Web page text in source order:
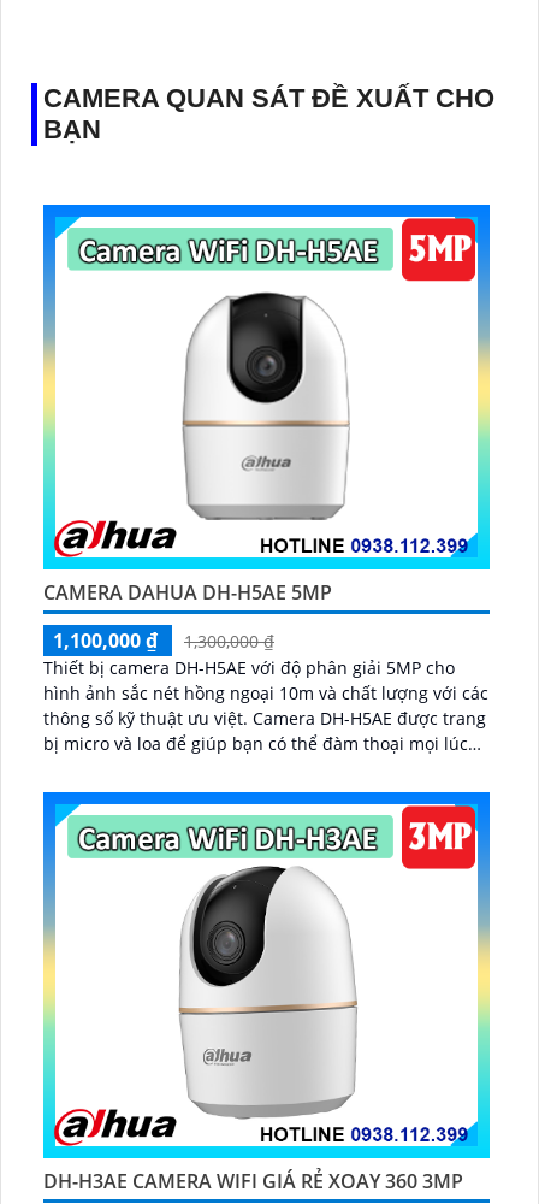
CAMERA QUAN SÁT ĐỀ XUẤT CHO
BẠN
CAMERA DAHUA DH-H5AE 5MP
1,100,000 ₫
1,300,000 ₫
Thiết bị camera DH-H5AE với độ phân giải 5MP cho
hình ảnh sắc nét hồng ngoại 10m và chất lượng với các
thông số kỹ thuật ưu việt. Camera DH-H5AE được trang
bị micro và loa để giúp bạn có thể đàm thoại mọi lúc
DH-H3AE CAMERA WIFI GIÁ RẺ XOAY 360 3MP